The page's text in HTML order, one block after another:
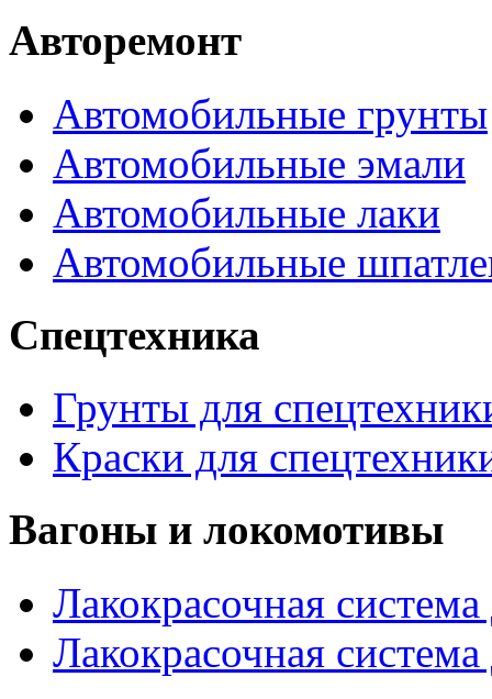
Авторемонт
Автомобильные грунты
Автомобильные эмали
Автомобильные лаки
Автомобильные
Спецтехника
Грунты для
Краски для
Вагоны и локомотивы
Лакокрасочная система
Лакокрасочная